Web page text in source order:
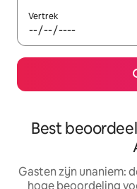
Vertrek
Best
Gasten zijn unaniem:
hoge beoordeling